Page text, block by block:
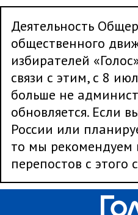
Деятельность
общественного
избирателей
связи с этим, с 8
больше не
обновляется. Если
России или
то мы рекомендуем
перепостов с этого